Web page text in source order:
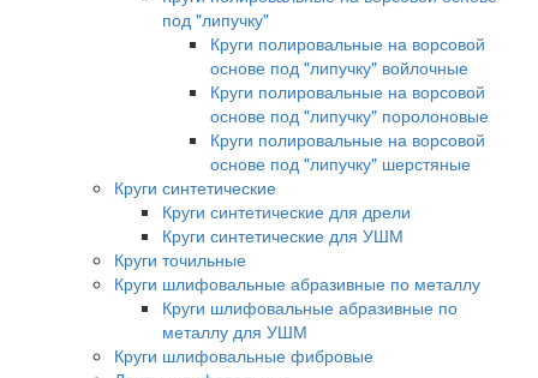
под "липучку"
Круги полировальные на ворсовой
основе под "липучку" войлочные
Круги полировальные на ворсовой
основе под "липучку" поролоновые
Круги полировальные на ворсовой
основе под "липучку" шерстяные
Круги синтетические
Круги синтетические для дрели
Круги синтетические для УШМ
Круги точильные
Круги шлифовальные абразивные по металлу
Круги шлифовальные абразивные по
металлу для УШМ
Круги шлифовальные фибровые